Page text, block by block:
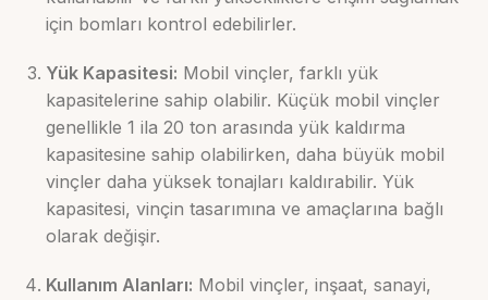
için bomları kontrol edebilirler.
Yük Kapasitesi: Mobil vinçler, farklı yük
kapasitelerine sahip olabilir. Küçük mobil vinçler
genellikle 1 ila 20 ton arasında yük kaldırma
kapasitesine sahip olabilirken, daha büyük mobil
vinçler daha yüksek tonajları kaldırabilir. Yük
kapasitesi, vinçin tasarımına ve amaçlarına bağlı
olarak değişir.
Kullanım Alanları: Mobil vinçler, inşaat, sanayi,